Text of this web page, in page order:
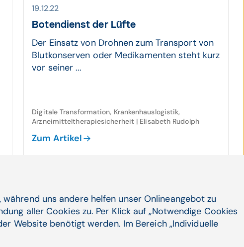
19.12.22
Boten­dienst der Lüfte
Der Einsatz von Drohnen zum Transport von
Blutkonserven oder Medikamenten steht kurz
vor seiner ...
Digitale Transformation, Krankenhauslogistik,
Arzneimitteltherapiesicherheit | Elisabeth Rudolph
Zum Artikel
uns andere helfen unser Onlineangebot zu
aller Cookies zu. Per Klick auf „Notwendige Cookies
Website benötigt werden. Im Bereich „Individuelle